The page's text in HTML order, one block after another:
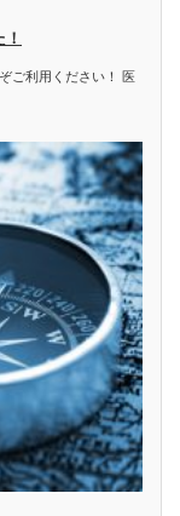
ご利用ください！ 医